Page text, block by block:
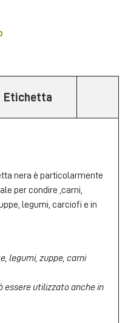
Etichetta
nera è particolarmente
per condire ,carni,
legumi, carciofi e in
legumi, zuppe, carni
essere utilizzato anche in